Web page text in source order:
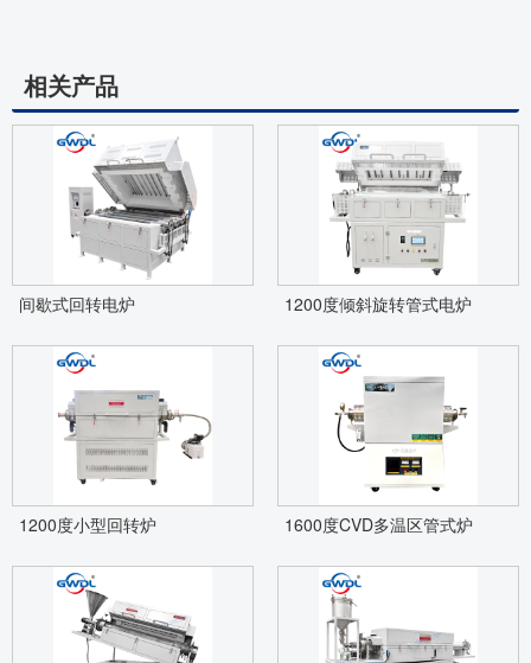
相关产品
间歇式回转电炉 1200度倾斜旋转管式电炉
1200度小型回转炉 1600度CVD多温区管式炉